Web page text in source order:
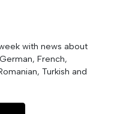
with news about
French,
Turkish and